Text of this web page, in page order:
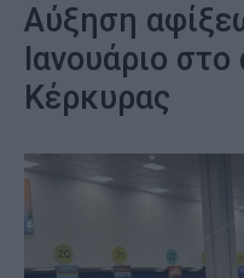
Αύξηση
Ιανουάριο
Κέρκυρας